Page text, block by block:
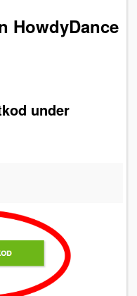
HowdyDance
under